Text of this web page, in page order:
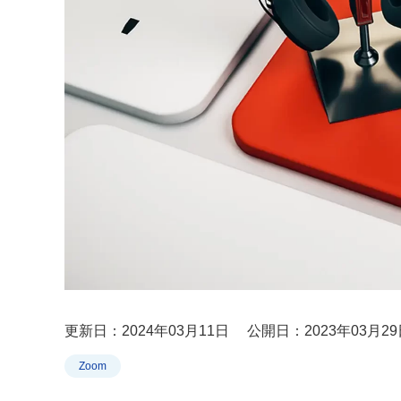
更新日：2024年03月11日 公開日：2023年03月29
Zoom